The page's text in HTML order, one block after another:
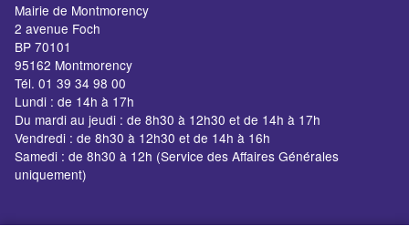
2 avenue Foch
Mairie de Montmorency
2 avenue Foch
BP 70101
95162 Montmorency
Tél. 01 39 34 98 00
Lundi : de 14h à 17h
Du mardi au jeudi : de 8h30 à 12h30 et de 14h à 17h
Vendredi : de 8h30 à 12h30 et de 14h à 16h
Samedi : de 8h30 à 12h (Service des Affaires Générales
uniquement)